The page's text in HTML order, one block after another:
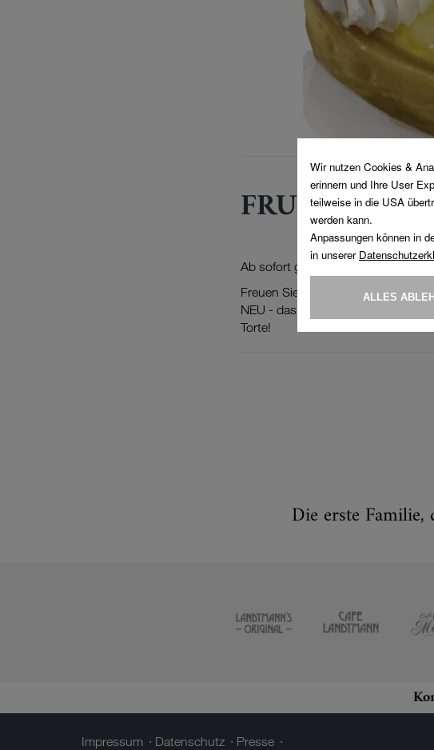
FRUCHTIG &
Ab sofort gibt’s wieder köstliche
Freuen Sie sich z.B. auf unser
NEU - das Limonen-Ingwer
Torte!
Die erste Familie,
Impressum Datenschutz Presse